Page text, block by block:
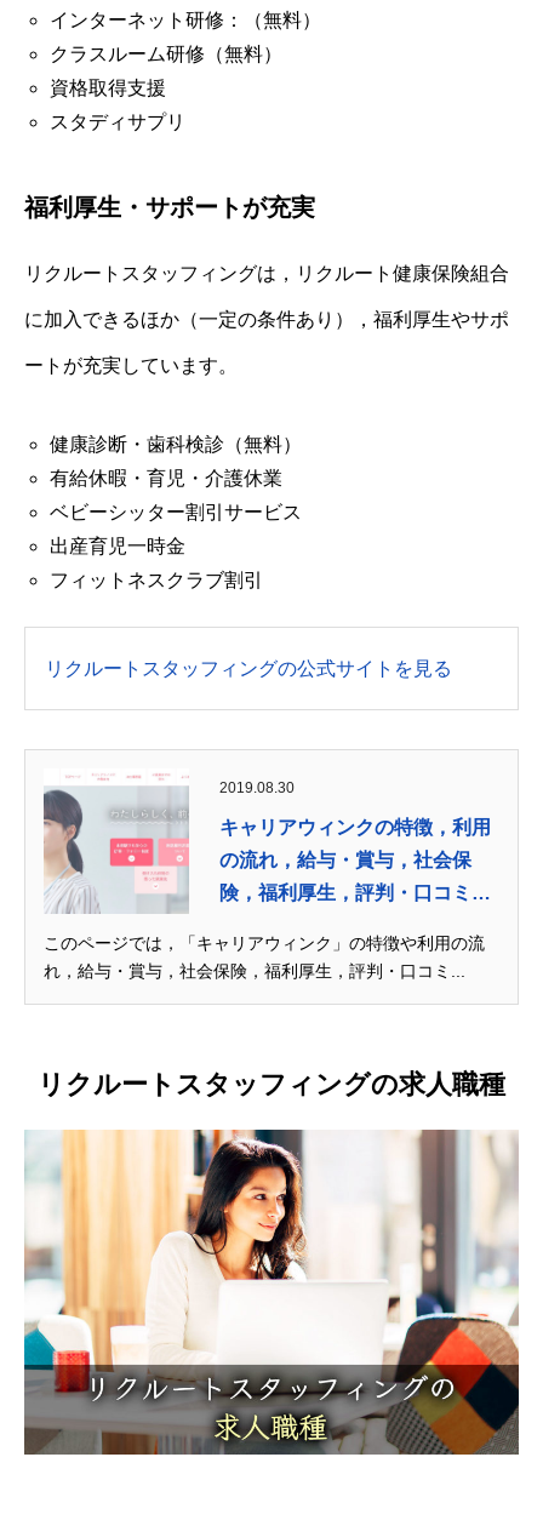
インターネット研修：（無料）
クラスルーム研修（無料）
資格取得支援
スタディサプリ
福利厚生・サポートが充実
リクルートスタッフィングは，リクルート健康保険組合
に加入できるほか（一定の条件あり），福利厚生やサポ
ートが充実しています。
健康診断・歯科検診（無料）
有給休暇・育児・介護休業
ベビーシッター割引サービス
出産育児一時金
フィットネスクラブ割引
リクルートスタッフィングの公式サイトを見る
2019.08.30
キャリアウィンクの特徴，利用
の流れ，給与・賞与，社会保
険，福利厚生，評判・口コミな
このページでは，「キャリアウィンク」の特徴や利用の流
れ，給与・賞与，社会保険，福利厚生，評判・口コミ...
リクルートスタッフィングの求人職種